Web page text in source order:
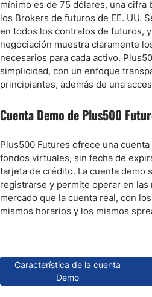
mínimo es de 75 dólares, una cifra
los Brokers de futuros de EE. UU.
en todos los contratos de futuros,
negociación muestra claramente
necesarios para cada activo.
simplicidad, con un enfoque
principiantes, además de una
Cuenta Demo de Plus500
Plus500 Futures ofrece una
fondos virtuales, sin fecha de
tarjeta de crédito. La cuenta demo
registrarse y permite operar en las
mercado que la cuenta real, con
mismos horarios y los mismos
Característica de la cuenta
Demo